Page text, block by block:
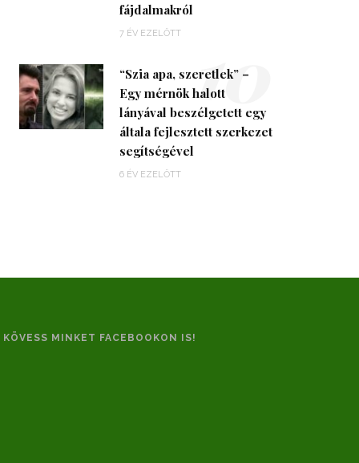
fájdalmakról
7 ÉV EZELŐTT
“Szia apa, szeretlek” –
Egy mérnök halott
lányával beszélgetett egy
általa fejlesztett szerkezet
segítségével
6 ÉV EZELŐTT
10
KÖVESS MINKET FACEBOOKON IS!